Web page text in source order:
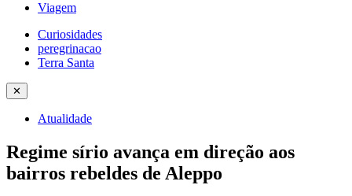
Viagem
Curiosidades
peregrinacao
Terra Santa
✕
Atualidade
Regime sírio avança em direção aos
bairros rebeldes de Aleppo